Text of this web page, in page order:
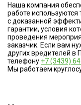
Наша компания
работе
с доказанной
гарантии, условия
проведения
заказчик. Если вам
других вредителей в
телефону +7 (3439)
Мы работаем